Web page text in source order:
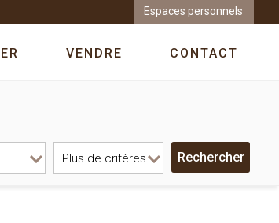
Espaces personnels
VENDRE CONTACT